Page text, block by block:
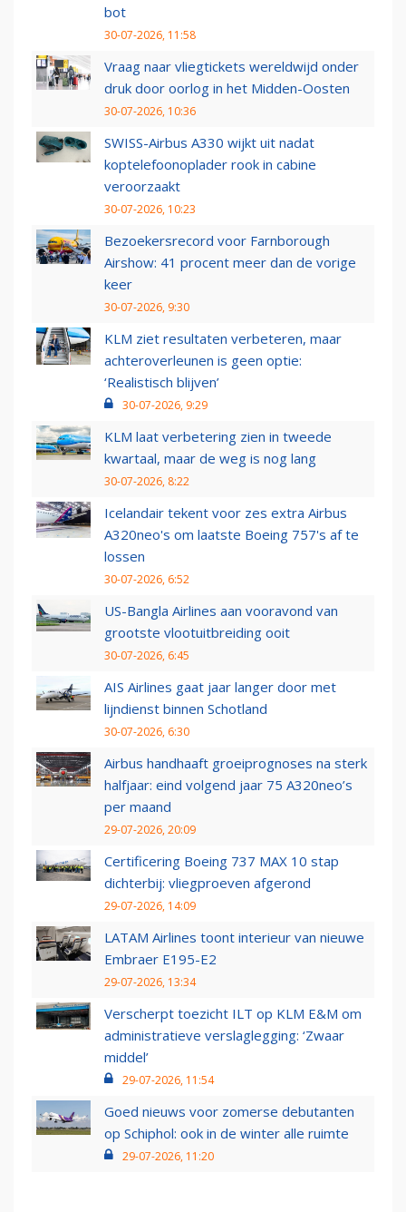
bot
30-07-2026, 11:58
Vraag naar vliegtickets wereldwijd onder
druk door oorlog in het Midden-Oosten
30-07-2026, 10:36
SWISS-Airbus A330 wijkt uit nadat
koptelefoonoplader rook in cabine
veroorzaakt
30-07-2026, 10:23
Bezoekersrecord voor Farnborough
Airshow: 41 procent meer dan de vorige
keer
30-07-2026, 9:30
KLM ziet resultaten verbeteren, maar
achteroverleunen is geen optie:
‘Realistisch blijven’
30-07-2026, 9:29
KLM laat verbetering zien in tweede
kwartaal, maar de weg is nog lang
30-07-2026, 8:22
Icelandair tekent voor zes extra Airbus
A320neo's om laatste Boeing 757's af te
lossen
30-07-2026, 6:52
US-Bangla Airlines aan vooravond van
grootste vlootuitbreiding ooit
30-07-2026, 6:45
AIS Airlines gaat jaar langer door met
lijndienst binnen Schotland
30-07-2026, 6:30
Airbus handhaaft groeiprognoses na sterk
halfjaar: eind volgend jaar 75 A320neo’s
per maand
29-07-2026, 20:09
Certificering Boeing 737 MAX 10 stap
dichterbij: vliegproeven afgerond
29-07-2026, 14:09
LATAM Airlines toont interieur van nieuwe
Embraer E195-E2
29-07-2026, 13:34
Verscherpt toezicht ILT op KLM E&M om
administratieve verslaglegging: ‘Zwaar
middel’
29-07-2026, 11:54
Goed nieuws voor zomerse debutanten
op Schiphol: ook in de winter alle ruimte
29-07-2026, 11:20